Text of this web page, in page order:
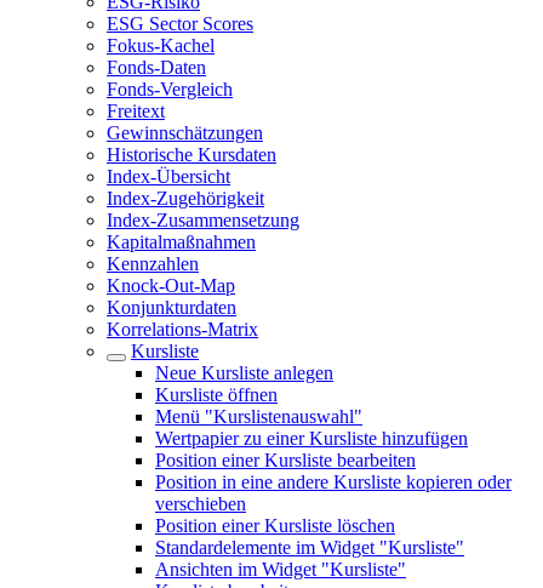
ESG Sector Scores
Fokus-Kachel
Fonds-Daten
Fonds-Vergleich
Freitext
Gewinnschätzungen
Historische Kursdaten
Index-Übersicht
Index-Zugehörigkeit
Index-Zusammensetzung
Kapitalmaßnahmen
Kennzahlen
Knock-Out-Map
Konjunkturdaten
Korrelations-Matrix
Kursliste
Neue Kursliste anlegen
Kursliste öffnen
Menü "Kurslistenauswahl"
Wertpapier zu einer Kursliste hinzufügen
Position einer Kursliste bearbeiten
Position in eine andere Kursliste kopieren oder
verschieben
Position einer Kursliste löschen
Standardelemente im Widget "Kursliste"
Ansichten im Widget "Kursliste"